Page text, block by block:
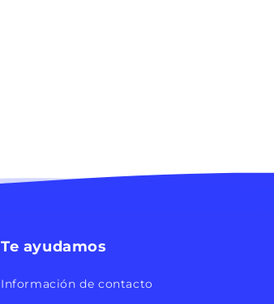
Te ayudamos
Información de contacto